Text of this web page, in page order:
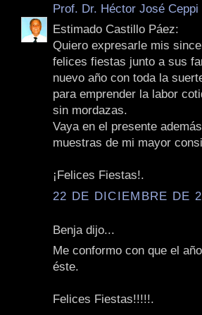
Prof. Dr. Héctor José Ceppi
Estimado Castillo Páez:
Quiero expresarle mis
felices fiestas junto a sus
nuevo año con toda la
para emprender la labor
sin mordazas.
Vaya en el presente
muestras de mi mayor
¡Felices Fiestas!.
22 DE DICIEMBRE DE
Benja dijo...
Me conformo con que el
éste.
Felices Fiestas!!!!!.